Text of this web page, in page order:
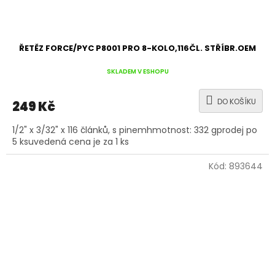
ŘETĚZ FORCE/PYC P8001 PRO 8-KOLO,116ČL. STŘÍBR.OEM
SKLADEM V ESHOPU
249 Kč DO KOŠÍKU
1/2" x 3/32" x 116 článků, s pinemhmotnost: 332 gprodej po
5 ksuvedená cena je za 1 ks
Kód: 893644